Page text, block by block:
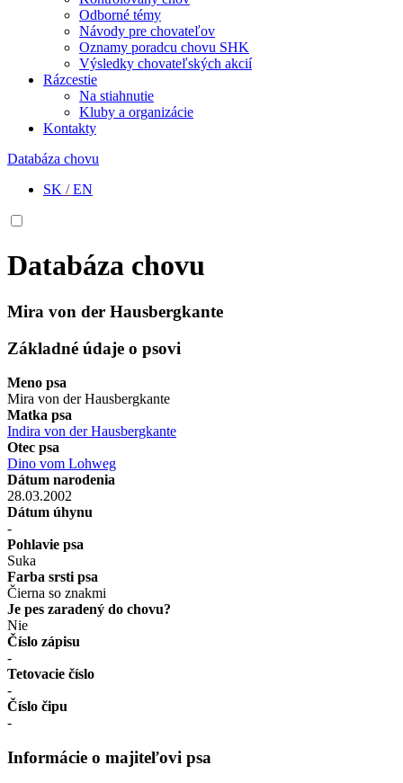
Odborné témy
Návody pre chovateľov
Oznamy poradcu chovu SHK
Výsledky chovateľských akcií
Rázcestie
Na stiahnutie
Kluby a organizácie
Kontakty
Databáza chovu
SK /EN
Databáza chovu
Mira von der Hausbergkante
Základné údaje o psovi
Meno psa
Mira von der Hausbergkante
Matka psa
Indira von der Hausbergkante
Otec psa
Dino vom Lohweg
Dátum narodenia
28.03.2002
Dátum úhynu
-
Pohlavie psa
Suka
Farba srsti psa
Čierna so znakmi
Je pes zaradený do chovu?
Nie
Číslo zápisu
-
Tetovacie číslo
-
Číslo čipu
-
Informácie o majiteľovi psa